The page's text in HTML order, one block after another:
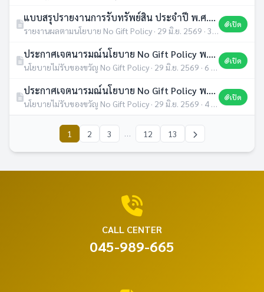
แบบสรุปรายงานการรับทรัพย์สิน ประจำปี พ.ศ.2569
รายงานผลตามนโยบาย No Gift Policy · 29 มิ.ย. 2569 · 3 ดาวน์โหลด
เปิด
ประกาศเจตนารมณ์นโยบาย No Gift Policy พ.ศ.2569 (อังกฤษ)
นโยบายไม่รับของขวัญ No Gift Policy · 29 มิ.ย. 2569 · 6 ดาวน์โหลด
เปิด
ประกาศเจตนารมณ์นโยบาย No Gift Policy พ.ศ.2569 (ภาษาไทย)
นโยบายไม่รับของขวัญ No Gift Policy · 29 มิ.ย. 2569 · 4 ดาวน์โหลด
เปิด
1 2 3 … 12 13
CALL CENTER
045-989-665